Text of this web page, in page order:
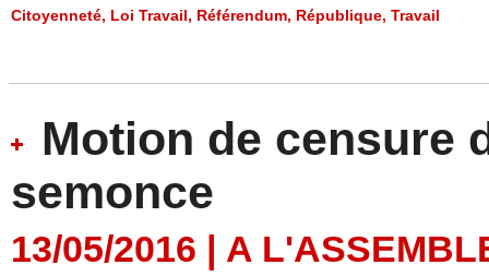
Citoyenneté, Loi Travail, Référendum, République, Travail
Motion de censure
semonce
13/05/2016 | A